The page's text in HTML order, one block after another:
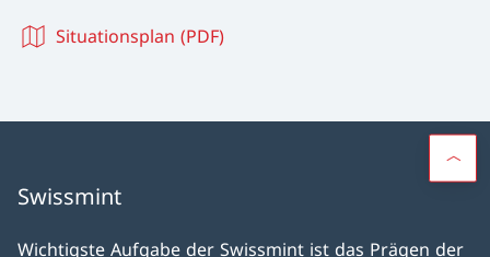
Situationsplan (PDF)
Swissmint
Wichtigste Aufgabe der Swissmint ist das Prägen der